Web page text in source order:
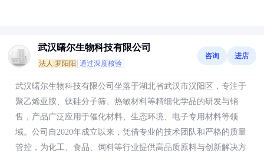
武汉曙尔生物科技有限公司
法人:罗阳阳 通过深度核验
咨询 进店
武汉曙尔生物科技有限公司坐落于湖北省武汉市汉阳区，专注于
聚乙烯亚胺、钛硅分子筛、热敏材料等精细化学品的研发与销
售，产品广泛应用于催化材料、生态环境、电子专用材料等领
域。公司自2020年成立以来，凭借专业的技术团队和严格的质量
管控，为化工、食品、饲料等行业提供高品质原料与创新解决方